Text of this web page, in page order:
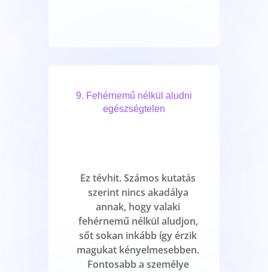
9. Fehérnemű nélkül aludni
egészségtelen
Ez tévhit. Számos kutatás
szerint nincs akadálya
annak, hogy valaki
fehérnemű nélkül aludjon,
sőt sokan inkább így érzik
magukat kényelmesebben.
Fontosabb a személye